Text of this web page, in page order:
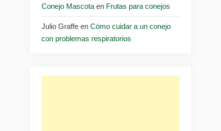
Conejo Mascota en Frutas para conejos
Julio Graffe en Cómo cuidar a un conejo
con problemas respiratorios